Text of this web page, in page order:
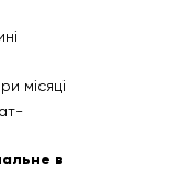
місяці
в